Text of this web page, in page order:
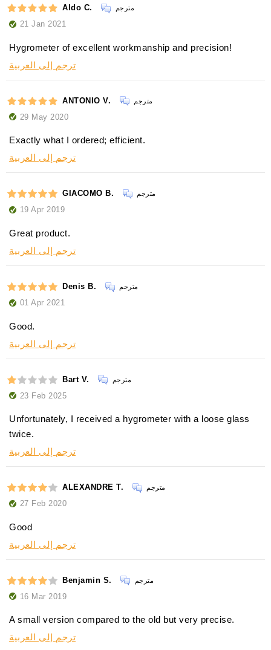
Aldo C. مترجم
21 Jan 2021
Hygrometer of excellent workmanship and precision!
ترجم إلى العربية
ANTONIO V. مترجم
29 May 2020
Exactly what I ordered; efficient.
ترجم إلى العربية
GIACOMO B. مترجم
19 Apr 2019
Great product.
ترجم إلى العربية
Denis B. مترجم
01 Apr 2021
Good.
ترجم إلى العربية
Bart V. مترجم
23 Feb 2025
Unfortunately, I received a hygrometer with a loose glass
twice.
ترجم إلى العربية
ALEXANDRE T. مترجم
27 Feb 2020
Good
ترجم إلى العربية
Benjamin S. مترجم
16 Mar 2019
A small version compared to the old but very precise.
ترجم إلى العربية